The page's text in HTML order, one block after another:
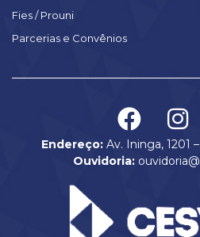
Fies / Prouni
Parcerias e Convênios
Endereço:Av. Ininga, 1201
Ouvidoria: